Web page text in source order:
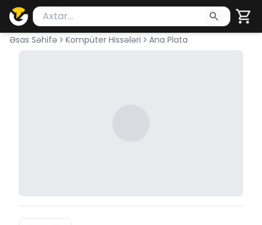
Məhsul axtar
Axtarış üçün ən azı 2 simvol yazın. Göndərmək
Əsas Səhifə Kompüter Hissələri Ana Plata